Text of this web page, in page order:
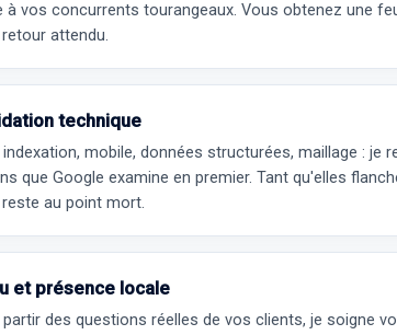
à vos concurrents tourangeaux. Vous obtenez une
attendu.
technique
indexation, mobile, données structurées, maillage : je
que Google examine en premier. Tant qu'elles
au point mort.
et présence locale
des questions réelles de vos clients, je soigne